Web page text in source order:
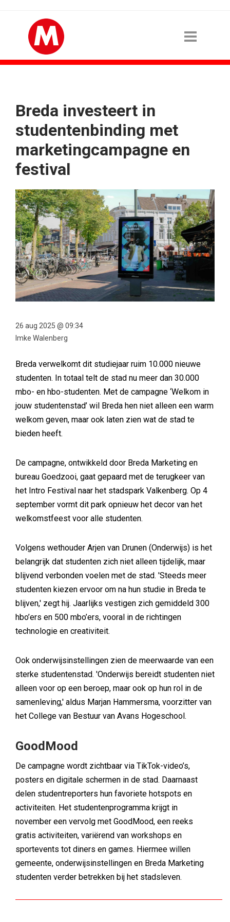
Breda investeert in
studentenbinding met
marketingcampagne en
festival
26 aug 2025 @ 09:34
Imke Walenberg
Breda verwelkomt dit studiejaar ruim 10.000 nieuwe
studenten. In totaal telt de stad nu meer dan 30.000
mbo- en hbo-studenten. Met de campagne ‘Welkom in
jouw studentenstad’ wil Breda hen niet alleen een warm
welkom geven, maar ook laten zien wat de stad te
bieden heeft.
De campagne, ontwikkeld door Breda Marketing en
bureau Goedzooi, gaat gepaard met de terugkeer van
het Intro Festival naar het stadspark Valkenberg. Op 4
september vormt dit park opnieuw het decor van het
welkomstfeest voor alle studenten.
Volgens wethouder Arjen van Drunen (Onderwijs) is het
belangrijk dat studenten zich niet alleen tijdelijk, maar
blijvend verbonden voelen met de stad. 'Steeds meer
studenten kiezen ervoor om na hun studie in Breda te
blijven,' zegt hij. Jaarlijks vestigen zich gemiddeld 300
hbo’ers en 500 mbo’ers, vooral in de richtingen
technologie en creativiteit.
Ook onderwijsinstellingen zien de meerwaarde van een
sterke studentenstad. 'Onderwijs bereidt studenten niet
alleen voor op een beroep, maar ook op hun rol in de
samenleving,' aldus Marjan Hammersma, voorzitter van
het College van Bestuur van Avans Hogeschool.
GoodMood
De campagne wordt zichtbaar via TikTok-video’s,
posters en digitale schermen in de stad. Daarnaast
delen studentreporters hun favoriete hotspots en
activiteiten. Het studentenprogramma krijgt in
november een vervolg met GoodMood, een reeks
gratis activiteiten, variërend van workshops en
sportevents tot diners en games. Hiermee willen
gemeente, onderwijsinstellingen en Breda Marketing
studenten verder betrekken bij het stadsleven.